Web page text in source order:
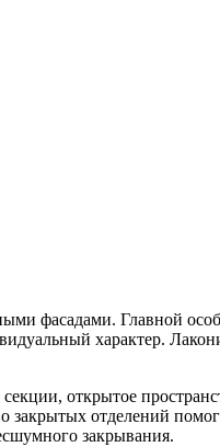
фасадами. Главной
характер.
открытое
отделений
закрывания.